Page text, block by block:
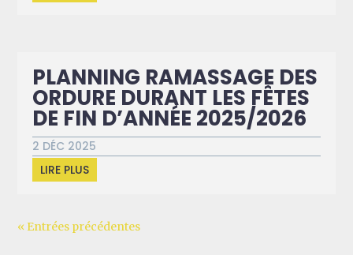
PLANNING RAMASSAGE DES
ORDURE DURANT LES FÊTES
DE FIN D’ANNÉE 2025/2026
2 DÉC 2025
LIRE PLUS
« Entrées précédentes